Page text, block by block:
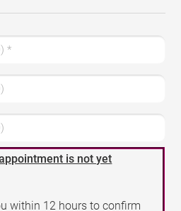
*
is not yet
within 12 hours to confirm